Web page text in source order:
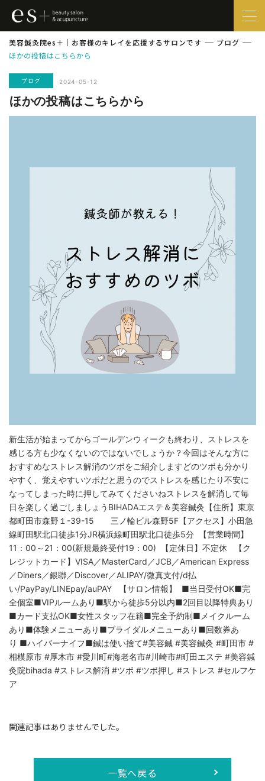
美容鍼灸院es＋｜お客様のキレイを応援するサロンです ブログ
ほかの投稿はこちらから
ブログ 2024-05-12
️ほかの投稿はこちらから
新生活が始まってからゴールデンウィークも終わり、ストレスを
感じる方も少なくないのではないでしょうか？‍今回はそんな方に
おすすめなストレス解消のツボをご紹介します‍どのツボも分かり
やすく、覚えやすいツボだと思うのでストレスを感じたり不安に
なってしまった時に押してみてくださいね️ストレスを解消して毎
日を楽しく過ごしましょうBIHADAエステ＆美容鍼灸⁡【住所】東京
都町田市森野１-39-15 三ノ輪ビル森野5F【アクセス】小田急
線町田駅北口徒歩1分JR横浜線町田駅北口徒歩5分 ⁡【営業時間】
11：00～21：00(新規最終受付19：00) ⁡【定休日】不定休 ⁡【ク
レジットカード】VISA／MasterCard／JCB／American Express
／Diners／銀聯／Discover／ALIPAY/微真支付/d払
い/PayPay/LINEpay/auPAY 【サロン情報】 ■当日受付OK■完
全個室■VIPルームあり■駅から徒歩5分以内■2回目以降特典あり
■カード支払OK■女性スタッフ在籍■完全予約制■メイクルーム
あり■体験メニューあり■ブライダルメニューあり■回数券あ
り ■ハイパーナイフ■鍼は使い捨て⁡#美容鍼 #美容鍼灸 #町田市 #
相模原市 #厚木市 #愛川町#海老名市#川崎市#町田エステ #美容鍼
灸院bihada #ストレス解消 #ツボ #ツボ押し #ストレス #セルフケ
ア
関連記事はありませんでした。
一覧へ戻る